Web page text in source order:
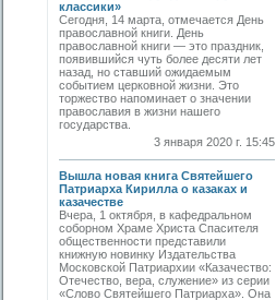
классики»
Сегодня, 14 марта, отмечается День
православной книги. День
православной книги — это праздник,
появившийся чуть более десяти лет
назад, но ставший ожидаемым
событием церковной жизни. Это
торжество напоминает о значении
православия в жизни нашего
государства.
3 января 2020 г. 15:45
Вышла новая книга Святейшего
Патриарха Кирилла о казаках и
казачестве
Вчера, 1 октября, в кафедральном
соборном Храме Христа Спасителя
общественности представили
книжную новинку Издательства
Московской Патриархии «Казачество:
Отечество, вера, служение» из серии
«Слово Святейшего Патриарха». Она